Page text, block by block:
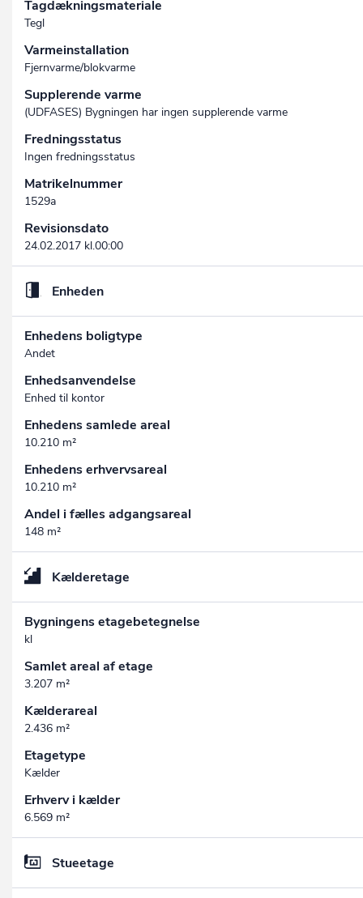
Tagdækningsmateriale
Tegl
Varmeinstallation
Fjernvarme/blokvarme
Supplerende varme
(UDFASES) Bygningen har ingen supplerende varme
Fredningsstatus
Ingen fredningsstatus
Matrikelnummer
1529a
Revisionsdato
24.02.2017 kl.00:00
Enheden
Enhedens boligtype
Andet
Enhedsanvendelse
Enhed til kontor
Enhedens samlede areal
10.210 m²
Enhedens erhvervsareal
10.210 m²
Andel i fælles adgangsareal
148 m²
Kælderetage
Bygningens etagebetegnelse
kl
Samlet areal af etage
3.207 m²
Kælderareal
2.436 m²
Etagetype
Kælder
Erhverv i kælder
6.569 m²
Stueetage